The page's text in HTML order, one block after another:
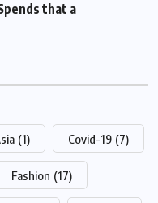
that a Hefty Sum
(1) Covid-19 (7)
Fashion (17)